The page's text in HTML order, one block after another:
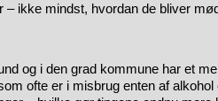
– ikke mindst, hvordan de bliver
og i den grad kommune har et
ofte er i misbrug enten af